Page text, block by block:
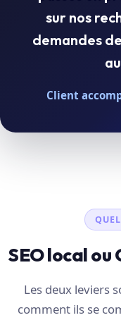
sur nos
demandes
Client
SEO local ou
Les deux leviers
comment ils se